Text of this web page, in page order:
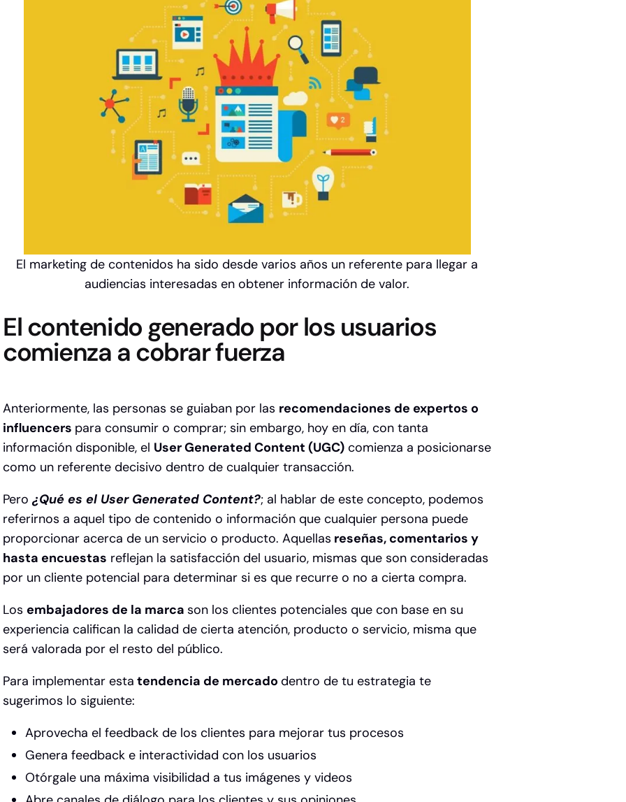
El marketing de contenidos ha sido desde varios años un referente para llegar a
audiencias interesadas en obtener información de valor.
El contenido generado por los usuarios
comienza a cobrar fuerza
Anteriormente, las personas se guiaban por las recomendaciones de expertos o
influencers para consumir o comprar; sin embargo, hoy en día, con tanta
información disponible, el User Generated Content (UGC) comienza a posicionarse
como un referente decisivo dentro de cualquier transacción.
Pero ¿Qué es el User Generated Content?; al hablar de este concepto, podemos
referirnos a aquel tipo de contenido o información que cualquier persona puede
proporcionar acerca de un servicio o producto. Aquellas reseñas, comentarios y
hasta encuestas reflejan la satisfacción del usuario, mismas que son consideradas
por un cliente potencial para determinar si es que recurre o no a cierta compra.
Los embajadores de la marca son los clientes potenciales que con base en su
experiencia califican la calidad de cierta atención, producto o servicio, misma que
será valorada por el resto del público.
Para implementar esta tendencia de mercado dentro de tu estrategia te
sugerimos lo siguiente:
Aprovecha el feedback de los clientes para mejorar tus procesos
Genera feedback e interactividad con los usuarios
Otórgale una máxima visibilidad a tus imágenes y videos